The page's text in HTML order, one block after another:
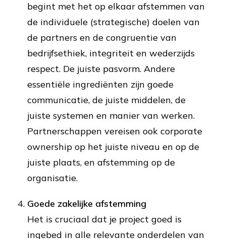
begint met het op elkaar afstemmen van
de individuele (strategische) doelen van
de partners en de congruentie van
bedrijfsethiek, integriteit en wederzijds
respect. De juiste pasvorm. Andere
essentiële ingrediënten zijn goede
communicatie, de juiste middelen, de
juiste systemen en manier van werken.
Partnerschappen vereisen ook corporate
ownership op het juiste niveau en op de
juiste plaats, en afstemming op de
organisatie.
Goede zakelijke afstemming
Het is cruciaal dat je project goed is
ingebed in alle relevante onderdelen van